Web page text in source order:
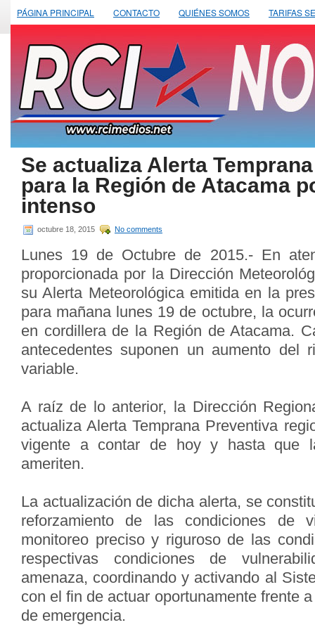
PÁGINA PRINCIPAL CONTACTO QUIÉNES SOMOS TARIFAS
Se actualiza Alerta
para la Región de Atacama
intenso
octubre 18, 2015 No comments
Lunes 19 de Octubre de 2015.- En
proporcionada por la Dirección
su Alerta Meteorológica emitida en la
para mañana lunes 19 de octubre, la
en cordillera de la Región de Atacama.
antecedentes suponen un aumento del
variable.
A raíz de lo anterior, la Dirección
actualiza Alerta Temprana Preventiva
vigente a contar de hoy y hasta que
ameriten.
La actualización de dicha alerta, se
reforzamiento de las condiciones de
monitoreo preciso y riguroso de las
respectivas condiciones de
amenaza, coordinando y activando al
con el fin de actuar oportunamente frente
de emergencia.